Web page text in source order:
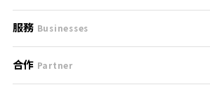
服務條款
免責聲明
支援中心
聯絡我們
服務 Businesses
什麼是Goo鑑定？
合作 Partner